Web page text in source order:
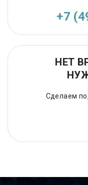
+7
НЕТ
Сделаем